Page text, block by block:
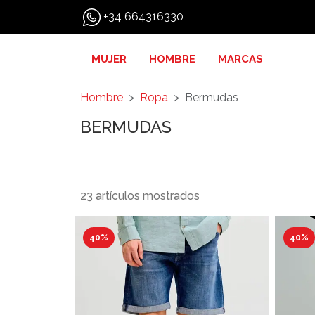
+34 664316330
MUJER HOMBRE MARCAS
Hombre Ropa Bermudas
BERMUDAS
23 artículos mostrados
40% 40%